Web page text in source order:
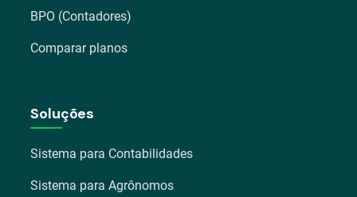
BPO (Contadores)
Comparar planos
Soluções
Sistema para Contabilidades
Sistema para Agrônomos